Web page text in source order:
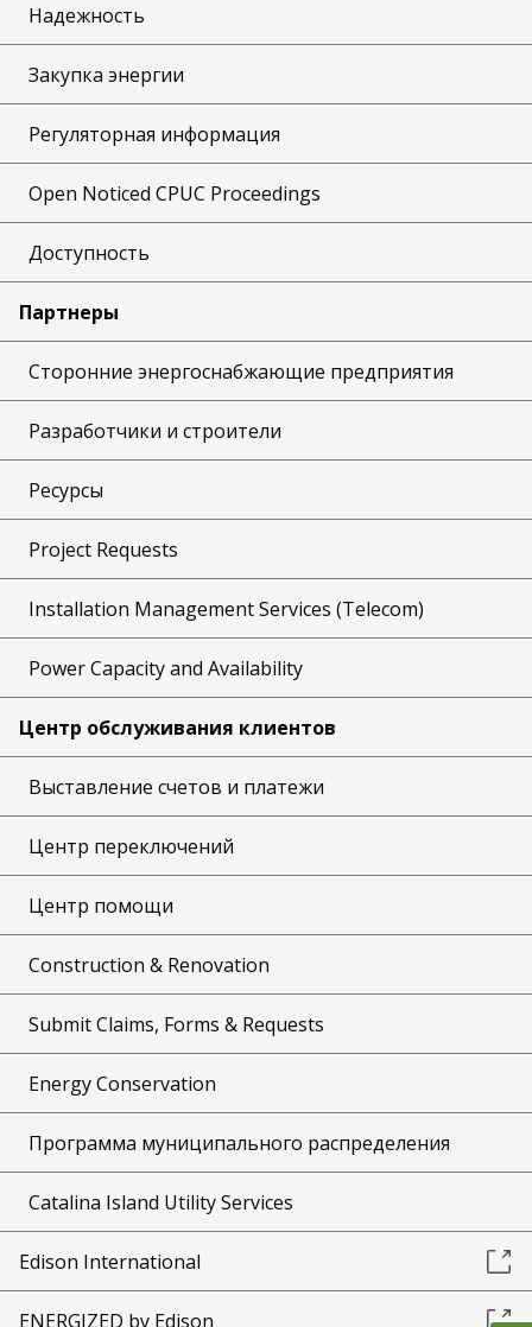
Надежность
Закупка энергии
Регуляторная информация
Open Noticed CPUC Proceedings
Доступность
Партнеры
Сторонние энергоснабжающие предприятия
Разработчики и строители
Ресурсы
Project Requests
Installation Management Services (Telecom)
Power Capacity and Availability
Центр обслуживания клиентов
Выставление счетов и платежи
Центр переключений
Центр помощи
Construction & Renovation
Submit Claims, Forms & Requests
Energy Conservation
Программа муниципального распределения
Catalina Island Utility Services
Edison International
ENERGIZED by Edison